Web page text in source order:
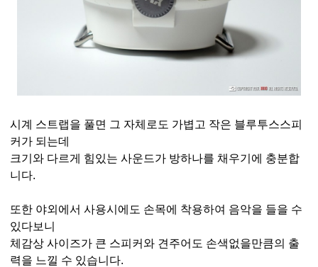
시계 스트랩을 풀면 그 자체로도 가볍고 작은 블루투스스피
커가 되는데
크기와 다르게 힘있는 사운드가 방하나를 채우기에 충분합
니다.
또한 야외에서 사용시에도 손목에 착용하여 음악을 들을 수
있다보니
체감상 사이즈가 큰 스피커와 견주어도 손색없을만큼의 출
력을 느낄 수 있습니다.